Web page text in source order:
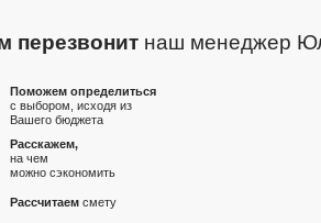
перезвонит наш менеджер
Поможем определиться
с выбором, исходя из
Вашего бюджета
Расскажем,
на чем
можно сэкономить
Рассчитаем смету